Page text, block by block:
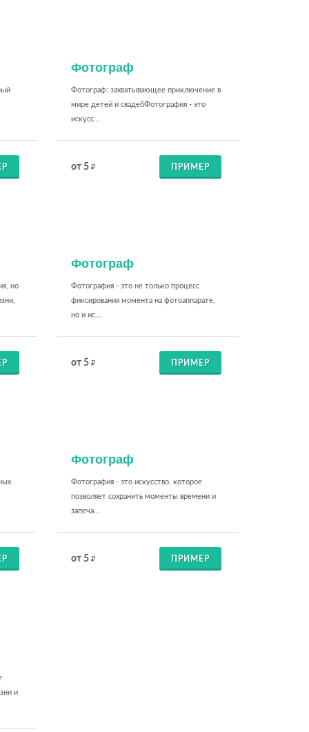
Фотограф
Фотограф: захватывающее приключение в
мире детей и свадебФотография - это
искусс...
от 5₽ ПРИМЕР
но
Фотограф
Фотография - это не только процесс
фиксирования момента на фотоаппарате,
но и ис...
от 5₽ ПРИМЕР
Фотограф
Фотография - это искусство, которое
позволяет сохранить моменты времени и
запеча...
от 5₽ ПРИМЕР
и